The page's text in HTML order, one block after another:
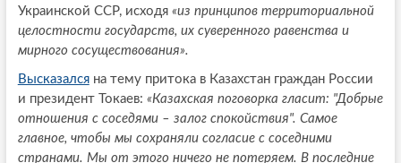
Украинской ССР, исходя «из принципов территориальной
целостности государств, их суверенного равенства и
мирного сосуществования».
Высказалсяна тему притока в Казахстан граждан России
и президент Токаев: «Казахская поговорка гласит: "Добрые
отношения с соседями – залог спокойствия". Самое
главное, чтобы мы сохраняли согласие с соседними
странами. Мы от этого ничего не потеряем. В последние